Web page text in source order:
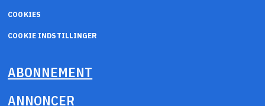
COOKIES
COOKIE INDSTILLINGER
ABONNEMENT
ANNONCER